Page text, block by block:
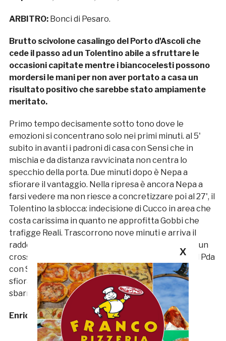
ARBITRO: Bonci di Pesaro.
Brutto scivolone casalingo del Porto d'Ascoli che
cede il passo ad un Tolentino abile a sfruttare le
occasioni capitate mentre i biancocelesti possono
mordersi le mani per non aver portato a casa un
risultato positivo che sarebbe stato ampiamente
meritato.
Primo tempo decisamente sotto tono dove le
emozioni si concentrano solo nei primi minuti. al 5'
subito in avanti i padroni di casa con Sensi che in
mischia e da distanza ravvicinata non centra lo
specchio della porta. Due minuti dopo è Nepa a
sfiorare il vantaggio. Nella ripresa è ancora Nepa a
farsi vedere ma non riesce a concretizzare poi al 27', il
Tolentino la sblocca: indecisione di Cucco in area che
costa carissima in quanto ne approfitta Gobbi che
trafigge Reali. Trascorrono nove minuti e arriva il
raddoppio con Valdes che mette sfrutta al meglio un
cross di Ripa. Al 39' si riaccendono le speranze del Pda
con Sensi ed in pieno recupero i padroni di casa
sfiorano il pareggio con Biancucci che si vede
sbarrare la strada da Palmieri.
Enrico Tassotti
X